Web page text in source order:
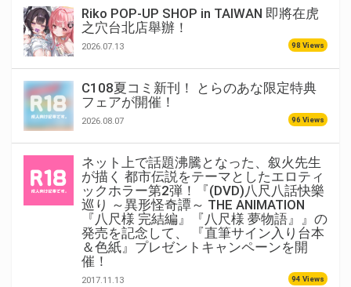
Riko POP-UP SHOP in TAIWAN 即將在虎
之穴台北店舉辦！
2026.07.13 98 Views
C108夏コミ新刊！ とらのあな限定特典
フェアが開催！
2026.08.07 96 Views
ネット上で話題沸騰となった、叙火先生
が描く 都市伝説をテーマとしたエロティ
ックホラー第2弾！『(DVD)八尺八話快樂
巡り ～異形怪奇譚～ THE ANIMATION
『八尺様 完結編』『八尺様 夢物語』』の
発売を記念して、 『直筆サイン入り台本
＆色紙』プレゼントキャンペーンを開
催！
2017.11.13 94 Views